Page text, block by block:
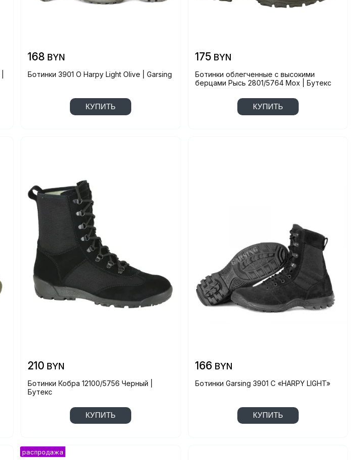
Ботинки 3901 O Harpy Light Olive | Garsing
168 BYN
КУПИТЬ
Ботинки облегченные с высокими
берцами Рысь 2801/5764 Мох | Бутекс
175 BYN
КУПИТЬ
Ботинки Кобра 12100/5756 Черный |
Бутекс
210 BYN
КУПИТЬ
Ботинки Garsing 3901 С «HARPY LIGHT»
166 BYN
КУПИТЬ